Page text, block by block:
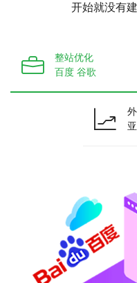
开始就没有
整站优化
百度 谷歌